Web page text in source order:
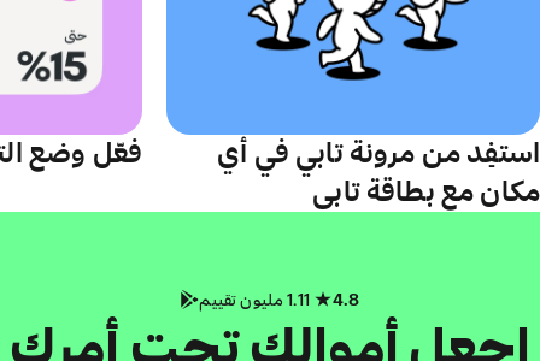
استفِد من مرونة تابي في أي
مكان مع بطاقة تابي
فعّل وضع
4.8
اجعل أموالك تحت أمرك